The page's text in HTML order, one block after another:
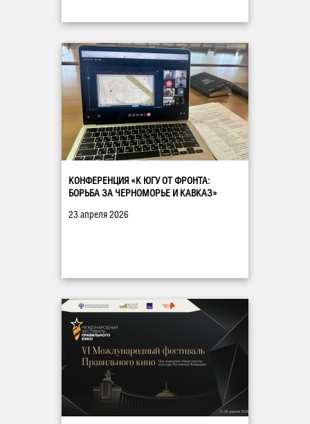
КОНФЕРЕНЦИЯ «К ЮГУ ОТ ФРОНТА:
БОРЬБА ЗА ЧЕРНОМОРЬЕ И КАВКАЗ»
23 апреля 2026